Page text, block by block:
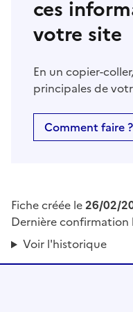
ces
votre site
En un copier-
principales de
Comment faire ?
Fiche créée le26/02/
Dernière confirmation
Voir l'historique